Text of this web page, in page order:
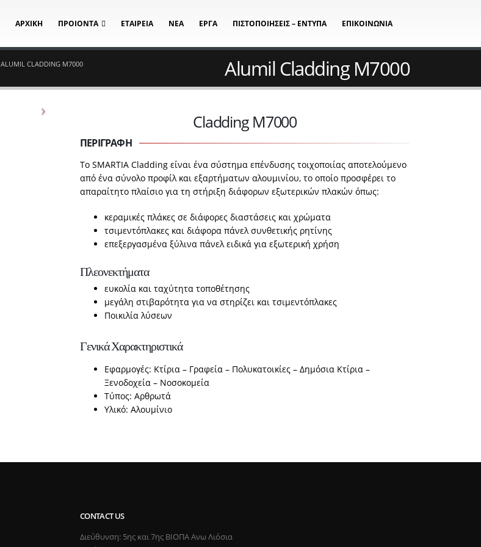
ΑΡΧΙΚΗ ΠΡΟΙΟΝΤΑ ΕΤΑΙΡΕΙΑ ΝΕΑ ΕΡΓΑ ΠΙΣΤΟΠΟΙΗΣΕΙΣ – ΕΝΤΥΠΑ ΕΠΙΚΟΙΝΩΝΙΑ
Alumil Cladding M7000
ALUMIL CLADDING M7000
Cladding M7000
ΠΕΡΙΓΡΑΦΗ
Το SMARTIA Cladding είναι ένα σύστημα επένδυσης τοιχοποιίας αποτελούμενο
από ένα σύνολο προφίλ και εξαρτήματων αλουμινίου, το οποίο προσφέρει το
απαραίτητο πλαίσιο για τη στήριξη διάφορων εξωτερικών πλακών όπως:
κεραμικές πλάκες σε διάφορες διαστάσεις και χρώματα
τσιμεντόπλακες και διάφορα πάνελ συνθετικής ρητίνης
επεξεργασμένα ξύλινα πάνελ ειδικά για εξωτερική χρήση
Πλεονεκτήματα
ευκολία και ταχύτητα τοποθέτησης
μεγάλη στιβαρότητα για να στηρίζει και τσιμεντόπλακες
Ποικιλία λύσεων
Γενικά Χαρακτηριστικά
Εφαρμογές: Κτίρια – Γραφεία – Πολυκατοικίες – Δημόσια Κτίρια –
Ξενοδοχεία – Νοσοκομεία
Τύπος: Αρθρωτά
Υλικό: Αλουμίνιο
CONTACT US
Διεύθυνση: 5ης και 7ης ΒΙΟΠΑ Ανω Λιόσια